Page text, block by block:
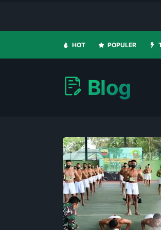
HOT POPULER
Blog